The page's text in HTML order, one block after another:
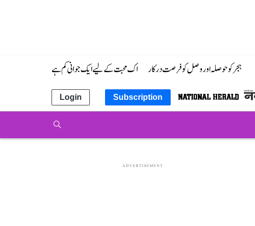
ہجر کو حوصلہ اور وصل کو فرصت درکار اک محبت کے لیے ایک جوانی کم ہے
Subscription
Login
ADVERTISEMENT